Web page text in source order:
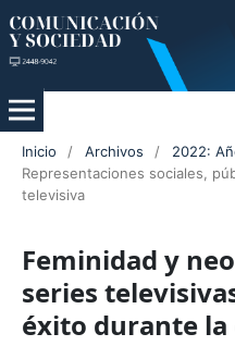
Inicio / Archivos / 2022:
Representaciones sociales,
televisiva
Feminidad y
series
éxito durante la